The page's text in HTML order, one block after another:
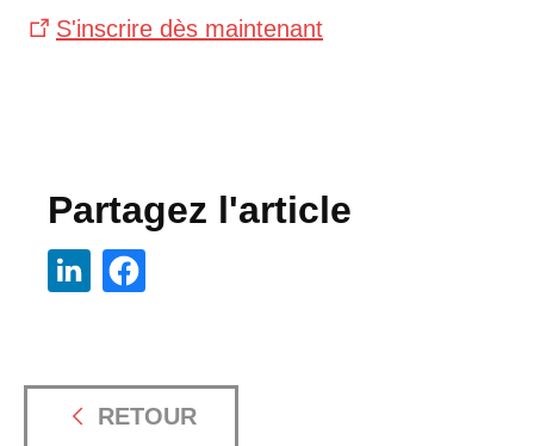
S'inscrire dès maintenant
Partagez l'article
RETOUR